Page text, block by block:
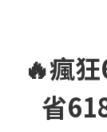
🔥瘋
省